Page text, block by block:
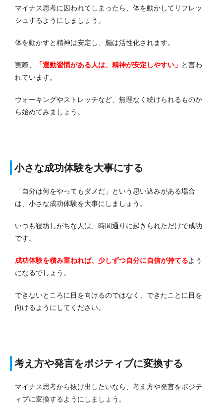
マイナス思考に囚われてしまったら、体を動かしてリフレッ
シュするようにしましょう。
体を動かすと精神は安定し、脳は活性化されます。
実際、 「運動習慣がある人は、精神が安定しやすい」 と言わ
れています。
ウォーキングやストレッチなど、無理なく続けられるものか
ら始めてみましょう。
小さな成功体験を大事にする
「自分は何をやってもダメだ」という思い込みがある場合
は、小さな成功体験を大事にしましょう。
いつも寝坊しがちな人は、時間通りに起きられただけで成功
です。
成功体験を積み重ねれば、少しずつ自分に自信が持てるよう
になるでしょう。
できないところに目を向けるのではなく、できたことに目を
向けるようにしてください。
考え方や発言をポジティブに変換する
マイナス思考から抜け出したいなら、考え方や発言をポジテ
ィブに変換するようにしましょう。